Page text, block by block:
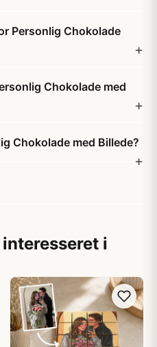
Personlig Chokolade
Chokolade med
Chokolade med Billede?
i